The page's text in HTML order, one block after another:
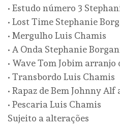
• Estudo número 3
• Lost Time Stephanie
• Mergulho Luis Chamis
• A Onda Stephanie
• Wave Tom Jobim arranjo
• Transbordo Luis Chamis
• Rapaz de Bem Johnny
• Pescaria Luis Chamis
Sujeito a alterações